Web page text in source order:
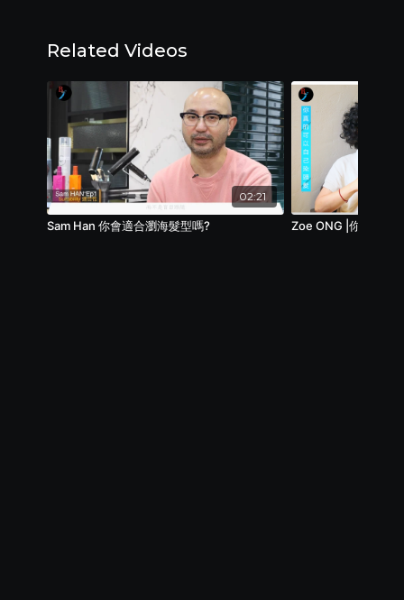
Related Videos
02:21
Sam Han 你會適合瀏海髮型嗎? Zoe ONG |你